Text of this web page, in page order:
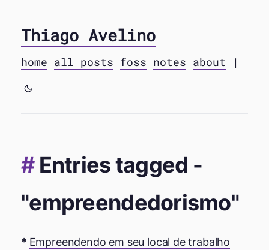
Thiago Avelino
home all posts foss notes about |
Entries tagged -
"empreendedorismo"
Empreendendo em seu local de trabalho